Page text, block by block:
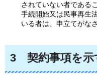
されていない者である
手続開始又は民事再生
いる者は、申立てがな
3 契約事項を